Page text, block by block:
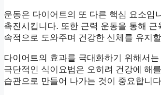
운동은 다이어트의 또 다른 핵심 요소입
촉진시킵니다. 또한 근력 운동을 통해
속적으로 도와주며 건강한 신체를 유지
다이어트의 효과를 극대화하기 위해서
극단적인 식이요법은 오히려 건강에 해
습관으로 만들어 나가는 것이 중요합니